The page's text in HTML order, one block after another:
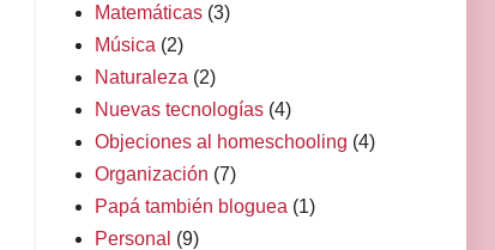
Matemáticas (3)
Música (2)
Naturaleza (2)
Nuevas tecnologías (4)
Objeciones al homeschooling (4)
Organización (7)
Papá también bloguea (1)
Personal (9)